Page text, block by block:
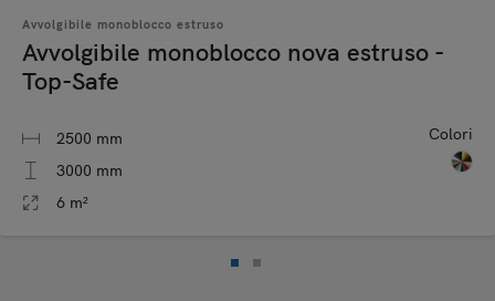
Avvolgibile monoblocco estruso
Avvolgibile monoblocco nova estruso -
Top-Safe
2500 mm
3000 mm
6 m²
Colori